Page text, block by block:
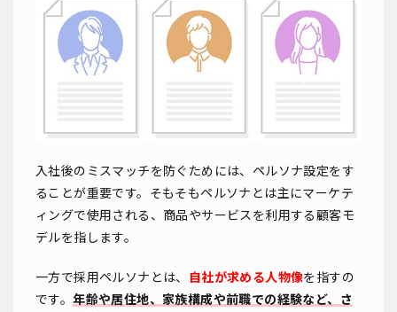
入社後のミスマッチを防ぐためには、ペルソナ設定をす
ることが重要です。そもそもペルソナとは主にマーケテ
ィングで使用される、商品やサービスを利用する顧客モ
デルを指します。
一方で採用ペルソナとは、 自社が求める人物像を指すの
です。年齢や居住地、家族構成や前職での経験など、さ